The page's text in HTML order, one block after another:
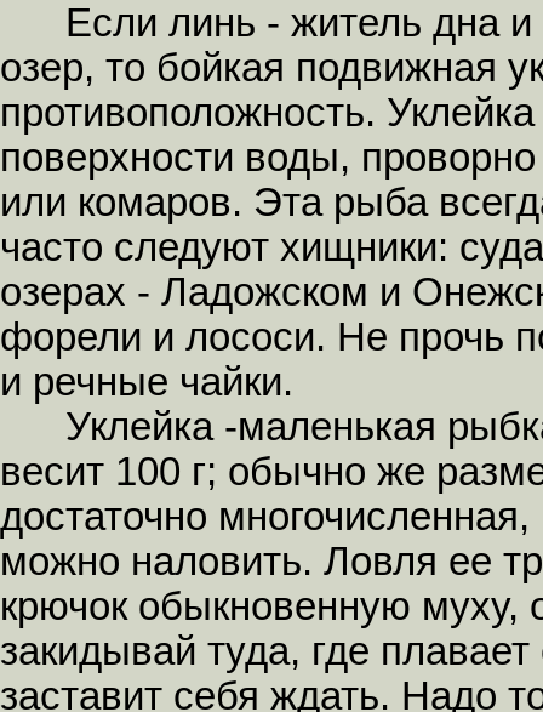
Если линь - житель дна и
озер, то бойкая подвижная
противоположность.
поверхности воды,
или комаров. Эта рыба
часто следуют хищники:
озерах - Ладожском и
форели и лососи. Не прочь
и речные чайки.
Уклейка -маленькая
весит 100 г; обычно же
достаточно
можно наловить. Ловля ее
крючок обыкновенную муху,
закидывай туда, где
заставит себя ждать. Надо